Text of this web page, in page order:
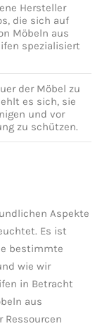
Hersteller
die sich auf​
Möbeln aus
spezialisiert
der Möbel zu
es‌ sich, sie
und vor
zu schützen.
Aspekte⁣
Es ist
bestimmte
wie wir
in Betracht‌
aus
⁢Ressourcen